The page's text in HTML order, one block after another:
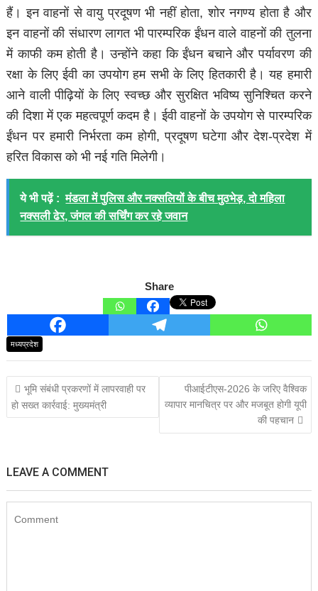
हैं। इन वाहनों से वायु प्रदूषण भी नहीं होता, शोर नगण्य होता है और
इन वाहनों की संधारण लागत भी पारम्परिक ईंधन वाले वाहनों की तुलना
में काफी कम होती है। उन्होंने कहा कि ईंधन बचाने और पर्यावरण की
रक्षा के लिए ईवी का उपयोग हम सभी के लिए हितकारी है। यह हमारी
आने वाली पीढ़ियों के लिए स्वच्छ और सुरक्षित भविष्य सुनिश्चित करने
की दिशा में एक महत्वपूर्ण कदम है। ईवी वाहनों के उपयोग से पारम्परिक
ईंधन पर हमारी निर्भरता कम होगी, प्रदूषण घटेगा और देश-प्रदेश में
हरित विकास को भी नई गति मिलेगी।
ये भी पढ़ें : मंडला में पुलिस और नक्सलियों के बीच मुठभेड़, दो महिला
नक्सली ढेर, जंगल की सर्चिंग कर रहे जवान
Share
मध्यप्रदेश
Post
navigation
भूमि संबंधी प्रकरणों में लापरवाही पर
हो सख्त कार्रवाई: मुख्यमंत्री
पीआईटीएस-2026 के जरिए वैश्विक
व्यापार मानचित्र पर और मजबूत होगी यूपी
की पहचान
LEAVE A COMMENT